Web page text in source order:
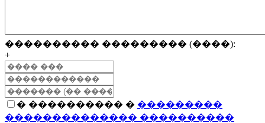
���������� ��������� (����):
+
� ���������� � ���������
�������������� ����������